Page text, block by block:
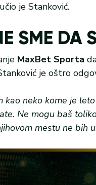
je Stanković.
SME DA
MaxBet Sporta
je oštro
kao neko kome je
Ne mogu baš
mestu ne bih